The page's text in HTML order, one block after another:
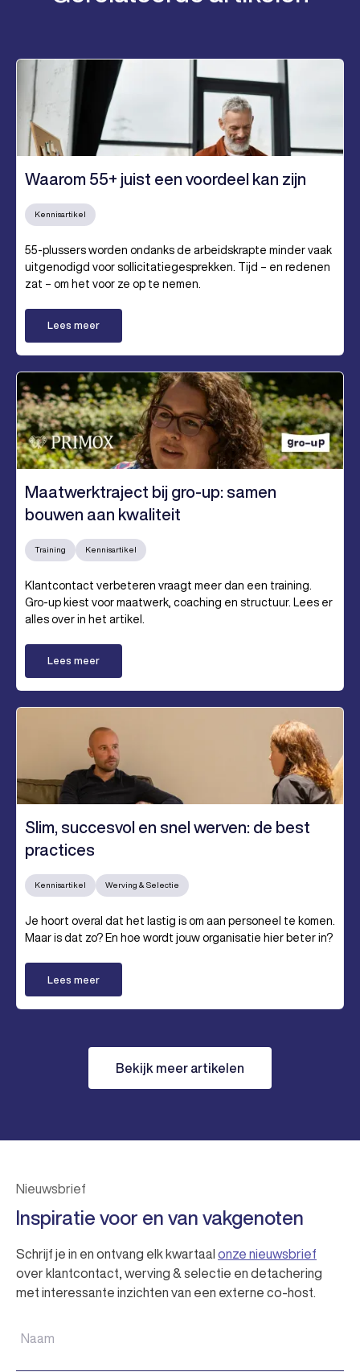
Waarom 55+ juist een voordeel kan zijn
Kennisartikel
55-plussers worden ondanks de arbeidskrapte minder vaak
uitgenodigd voor sollicitatiegesprekken. Tijd – en redenen
zat – om het voor ze op te nemen.
Lees meer
Maatwerktraject bij gro-up: samen
bouwen aan kwaliteit
Training Kennisartikel
Klantcontact verbeteren vraagt meer dan een training.
Gro-up kiest voor maatwerk, coaching en structuur. Lees er
alles over in het artikel.
Lees meer
Slim, succesvol en snel werven: de best
practices
Kennisartikel Werving & Selectie
Je hoort overal dat het lastig is om aan personeel te komen.
Maar is dat zo? En hoe wordt jouw organisatie hier beter in?
Lees meer
Bekijk meer artikelen
Nieuwsbrief
Inspiratie voor en van vakgenoten
Schrijf je in en ontvang elk kwartaal onze nieuwsbrief
over klantcontact, werving & selectie en detachering
met interessante inzichten van een externe co-host.